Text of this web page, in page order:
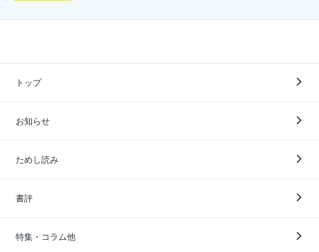
トップ
お知らせ
ためし読み
書評
特集・コラム他